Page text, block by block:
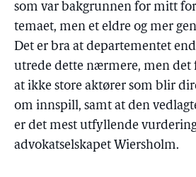
som var bakgrunnen for mitt
temaet, men et eldre og mer
Det er bra at departementet
utrede dette nærmere, men det
at ikke store aktører som blir
om innspill, samt at den
er det mest utfyllende
advokatselskapet Wiersholm.